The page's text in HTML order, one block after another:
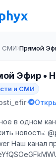
СМИ Прямой
Эфир •
и СМИ
·
в одном
новость:
Наш канал